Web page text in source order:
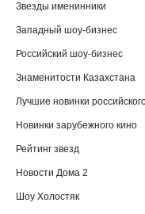
Звезды именинники
Западный шоу-бизнес
Российский шоу-бизнес
Знаменитости Казахстана
Лучшие новинки
Новинки зарубежного кино
Рейтинг звезд
Новости Дома 2
Шоу Холостяк